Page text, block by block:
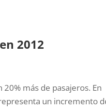
2012
más de pasajeros. En
un incremento